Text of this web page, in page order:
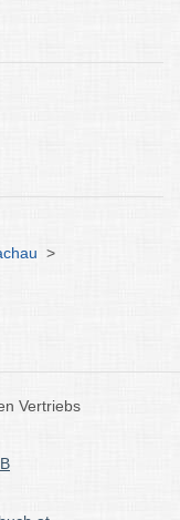
>
Vertriebs